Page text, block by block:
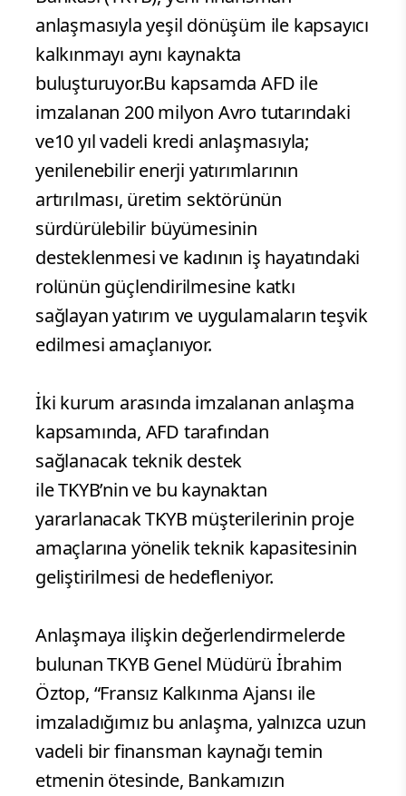
anlaşmasıyla yeşil dönüşüm ile kapsayıcı
kalkınmayı aynı kaynakta
buluşturuyor.Bu kapsamda AFD ile
imzalanan 200 milyon Avro tutarındaki
ve10 yıl vadeli kredi anlaşmasıyla;
yenilenebilir enerji yatırımlarının
artırılması, üretim sektörünün
sürdürülebilir büyümesinin
desteklenmesi ve kadının iş hayatındaki
rolünün güçlendirilmesine katkı
sağlayan yatırım ve uygulamaların teşvik
edilmesi amaçlanıyor.
İki kurum arasında imzalanan anlaşma
kapsamında, AFD tarafından
sağlanacak teknik destek
ile TKYB’nin ve bu kaynaktan
yararlanacak TKYB müşterilerinin proje
amaçlarına yönelik teknik kapasitesinin
geliştirilmesi de hedefleniyor.
Anlaşmaya ilişkin değerlendirmelerde
bulunan TKYB Genel Müdürü İbrahim
Öztop, “Fransız Kalkınma Ajansı ile
imzaladığımız bu anlaşma, yalnızca uzun
vadeli bir finansman kaynağı temin
etmenin ötesinde, Bankamızın